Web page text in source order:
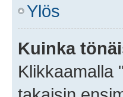
Ylös
Kuinka
Klikkaamalla